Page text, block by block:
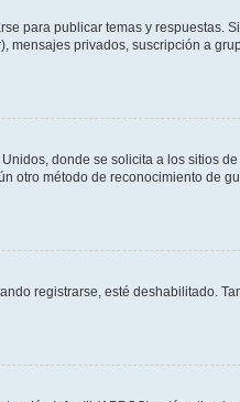
para publicar temas y respuestas.
privados, suscripción a
donde se solicita a los sitios
otro método de reconocimiento de
registrarse, esté deshabilitado.